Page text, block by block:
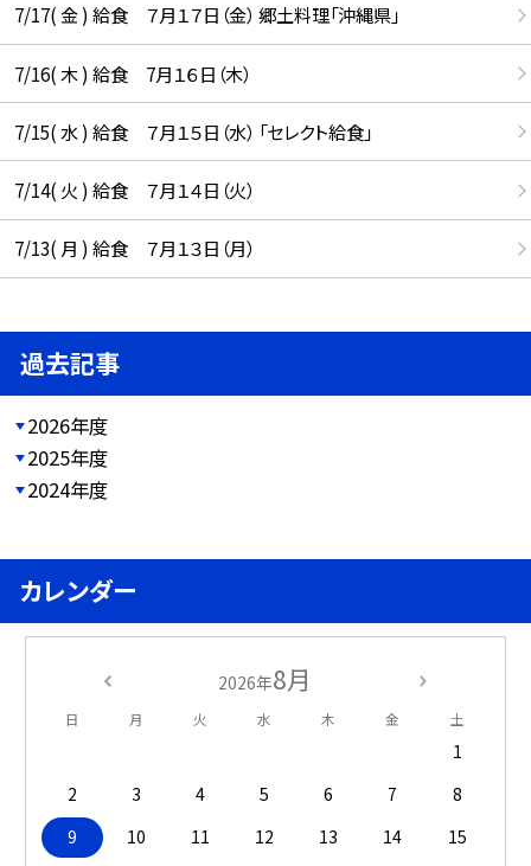
7/17( 金 ) 給食 ７月１７日（金） 郷土料理「沖縄県」
7/16( 木 ) 給食 7月１６日（木）
7/15( 水 ) 給食 ７月１５日（水） 「セレクト給食」
7/14( 火 ) 給食 ７月１４日（火）
7/13( 月 ) 給食 ７月１３日（月）
過去記事
2026年度
2025年度
2024年度
カレンダー
2026年8月
日 月 火 水 木 金 土
1
2
3 4 5 6 7
8
9
10 11 12 13 14
15